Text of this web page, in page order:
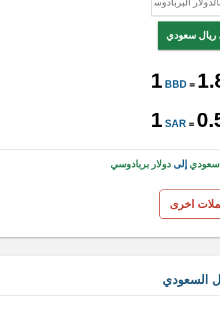
ريال سعودي
1 BBD =
1 SAR =
سعودي إلىدولار بربادوسي
اخرى
السعودي